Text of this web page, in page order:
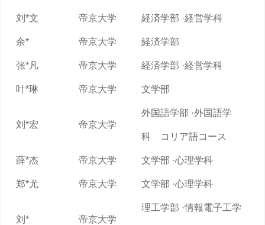
刘*文 帝京大学 経済学部 ·経営学科
余* 帝京大学 経済学部
张*凡 帝京大学 経済学部 ·経営学科
叶*琳 帝京大学 文学部
刘*宏 帝京大学
外国語学部 ·外国語学
科 コリア語コース
薛*杰 帝京大学 文学部 ·心理学科
郑*尤 帝京大学 文学部 ·心理学科
刘* 帝京大学
理工学部 ·情報電子工学